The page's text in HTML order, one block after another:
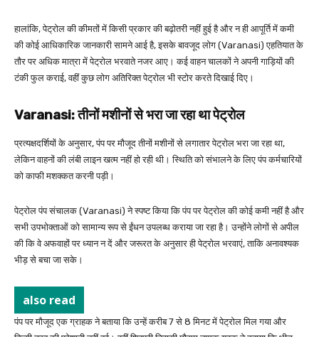
हालांकि, पेट्रोल की कीमतों में किसी प्रकार की बढ़ोतरी नहीं हुई है और न ही आपूर्ति में कमी
की कोई आधिकारिक जानकारी सामने आई है, इसके बावजूद लोग (Varanasi) एहतियात के
तौर पर अधिक मात्रा में पेट्रोल भरवाते नजर आए। कई वाहन चालकों ने अपनी गाड़ियों की
टंकी फुल कराई, वहीं कुछ लोग अतिरिक्त पेट्रोल भी स्टोर करते दिखाई दिए।
Varanasi: तीनों मशीनों से भरा जा रहा था पेट्रोल
प्रत्यक्षदर्शियों के अनुसार, पंप पर मौजूद तीनों मशीनों से लगातार पेट्रोल भरा जा रहा था,
लेकिन वाहनों की लंबी लाइन खत्म नहीं हो रही थी। स्थिति को संभालने के लिए पंप कर्मचारियों
को काफी मशक्कत करनी पड़ी।
पेट्रोल पंप संचालक (Varanasi) ने स्पष्ट किया कि पंप पर पेट्रोल की कोई कमी नहीं है और
सभी उपभोक्ताओं को सामान्य रूप से ईंधन उपलब्ध कराया जा रहा है। उन्होंने लोगों से अपील
की कि वे अफवाहों पर ध्यान न दें और जरूरत के अनुसार ही पेट्रोल भरवाएं, ताकि अनावश्यक
भीड़ से बचा जा सके।
also read
पंप पर मौजूद एक ग्राहक ने बताया कि उन्हें करीब 7 से 8 मिनट में पेट्रोल मिल गया और